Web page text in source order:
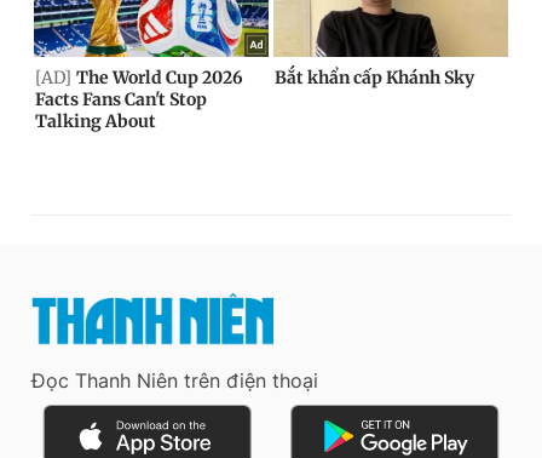
Đọc Thanh Niên trên điện thoại